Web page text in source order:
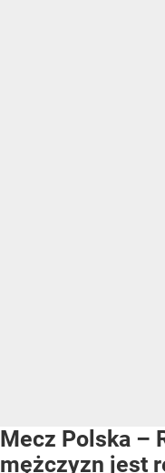
Mecz Polska –
mężczyzn jest